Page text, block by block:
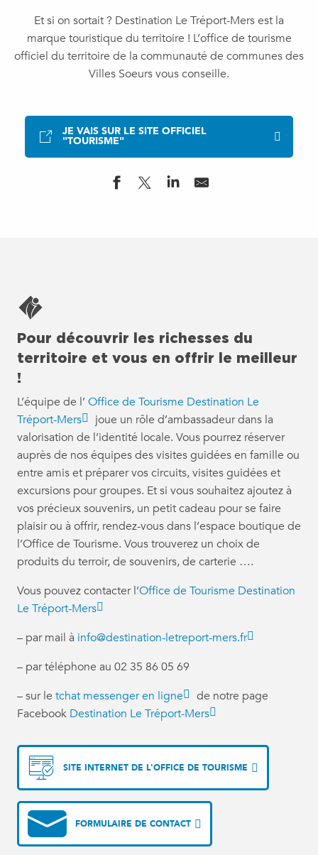
Et si on sortait ? Destination Le Tréport-Mers est la
marque touristique du territoire ! L’office de tourisme
officiel du territoire de la communauté de communes des
Villes Soeurs vous conseille.
JE VAIS SUR LE SITE OFFICIEL
"TOURISME"
Pour découvrir les richesses du
territoire et vous en offrir le meilleur
!
L’équipe de l’ Office de Tourisme Destination Le
Tréport-Mers
joue un rôle d’ambassadeur dans la
valorisation de l’identité locale. Vous pourrez réserver
auprès de nos équipes des visites guidées en famille ou
entre amis et préparer vos circuits, visites guidées et
excursions pour groupes. Et si vous souhaitez ajoutez à
vos précieux souvenirs, un petit cadeau pour se faire
plaisir ou à offrir, rendez-vous dans l’espace boutique de
l’Office de Tourisme. Vous trouverez un choix de
produits du terroir, de souvenirs, de carterie ….
Vous pouvez contacter l’Office de Tourisme Destination
Le Tréport-Mers
– par mail à info@destination-letreport-mers.fr
– par téléphone au 02 35 86 05 69
– sur le tchat messenger en ligne
de notre page
Facebook Destination Le Tréport-Mers
SITE INTERNET DE L'OFFICE DE TOURISME
FORMULAIRE DE CONTACT